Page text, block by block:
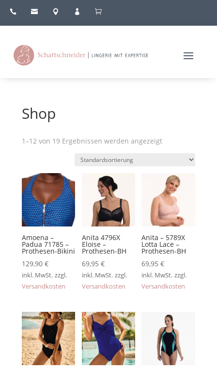
    
Shop
1–12 von 19 Ergebnissen werden angezeigt
Amoena –
Padua 71785 –
Prothesen-Bikini
129,90 €
inkl. MwSt. zzgl.
Versandkosten
Anita 4796X
Eloise –
Prothesen-BH
69,95 €
inkl. MwSt. zzgl.
Versandkosten
Anita – 5789X
Lotta Lace –
Prothesen-BH
69,95€
inkl. MwSt. zzgl.
Versandkosten